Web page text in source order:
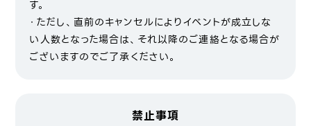
す。
・ただし、直前のキャンセルによりイベントが成立しな
い人数となった場合は、それ以降のご連絡となる場合が
ございますのでご了承ください。
禁止事項